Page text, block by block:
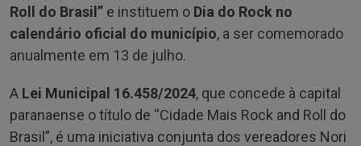
Roll do Brasil” e instituem o Dia do Rock no
calendário oficial do município, a ser comemorado
anualmente em 13 de julho.
A Lei Municipal 16.458/2024, que concede à capital
paranaense o título de “Cidade Mais Rock and Roll do
Brasil”, é uma iniciativa conjunta dos vereadores Nori